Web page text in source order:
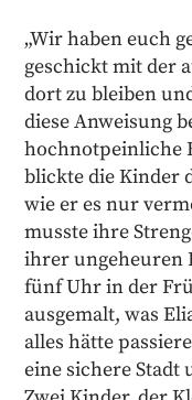
„Wir haben euch
geschickt mit der
dort zu bleiben
diese Anweisung
hochnotpeinliche
blickte die Kinder
wie er es nur
musste ihre
ihrer ungeheuren
fünf Uhr in der
ausgemalt, was
alles hätte
eine sichere Stadt